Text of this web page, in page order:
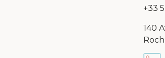
+33
140